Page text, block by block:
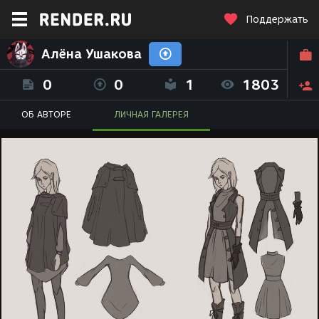
Поддержать
Алёна Ушакова
0 0 1 1803
ОБ АВТОРЕ ЛИЧНАЯ ГАЛЕРЕЯ